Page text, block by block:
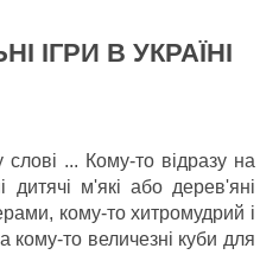
ІГРИ В УКРАЇНІ
... Кому-то відразу на
дитячі м'які або дерев'яні
кому-то хитромудрий і
кому-то величезні куби для